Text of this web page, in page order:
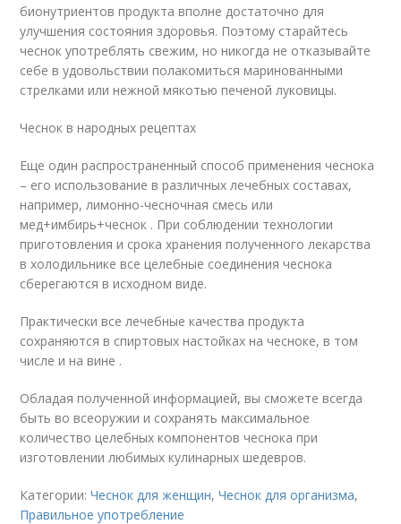
бионутриентов продукта вполне достаточно для
улучшения состояния здоровья. Поэтому старайтесь
чеснок употреблять свежим, но никогда не отказывайте
себе в удовольствии полакомиться маринованными
стрелками или нежной мякотью печеной луковицы.
Чеснок в народных рецептах
Еще один распространенный способ применения чеснока
– его использование в различных лечебных составах,
например, лимонно-чесночная смесь или
мед+имбирь+чеснок . При соблюдении технологии
приготовления и срока хранения полученного лекарства
в холодильнике все целебные соединения чеснока
сберегаются в исходном виде.
Практически все лечебные качества продукта
сохраняются в спиртовых настойках на чесноке, в том
числе и на вине .
Обладая полученной информацией, вы сможете всегда
быть во всеоружии и сохранять максимальное
количество целебных компонентов чеснока при
изготовлении любимых кулинарных шедевров.
Категории:Чеснок для женщин,Чеснок для организма,
Правильное употребление